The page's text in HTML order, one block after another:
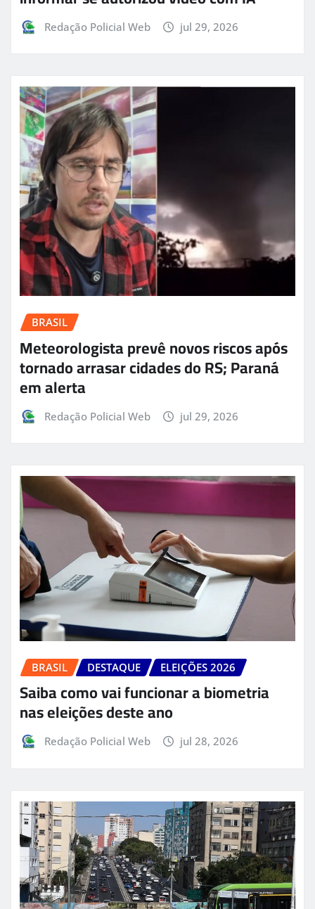
Redação Policial Web jul 29, 2026
BRASIL
Meteorologista prevê novos riscos após
tornado arrasar cidades do RS; Paraná
em alerta
Redação Policial Web jul 29, 2026
BRASIL DESTAQUE ELEIÇÕES 2026
Saiba como vai funcionar a biometria
nas eleições deste ano
Redação Policial Web jul 28, 2026